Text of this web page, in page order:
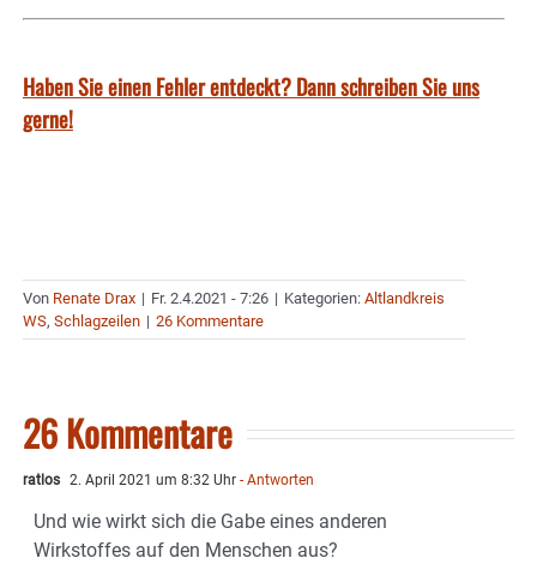
Haben Sie einen Fehler entdeckt? Dann schreiben Sie uns
gerne!
Von Renate Drax | Fr. 2.4.2021 - 7:26 | Kategorien: Altlandkreis
WS, Schlagzeilen | 26 Kommentare
26 Kommentare
ratlos 2. April 2021 um 8:32 Uhr - Antworten
Und wie wirkt sich die Gabe eines anderen
Wirkstoffes auf den Menschen aus?